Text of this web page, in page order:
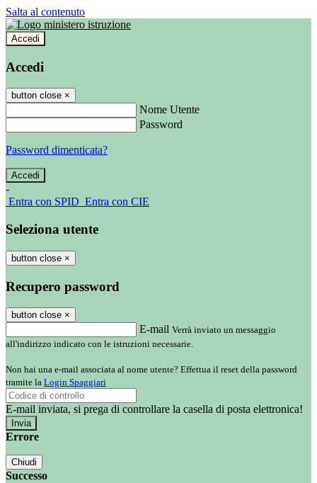
Salta al contenuto
Accedi
Accedi
button close ×
Nome Utente
Password
Password dimenticata?
-
Entra con SPID Entra con CIE
Seleziona utente
button close ×
Recupero password
button close ×
E-mail Verrà inviato un messaggio
all'indirizzo indicato con le istruzioni necessarie.
Non hai una e-mail associata al nome utente? Effettua il reset della password
tramite la Login Spaggiari
E-mail inviata, si prega di controllare la casella di posta elettronica!
Errore
Chiudi
Successo